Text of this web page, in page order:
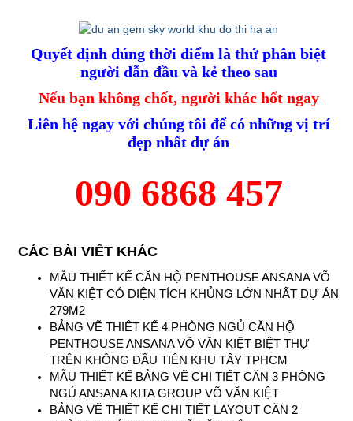
Quyết định đúng thời điểm là thứ phân biệt
người dẫn đầu và kẻ theo sau
Nếu bạn không chốt, người khác hốt ngay
Liên hệ ngay với chúng tôi để có những vị trí
đẹp nhất dự án
090 6868 457
CÁC BÀI VIẾT KHÁC
MẪU THIẾT KẾ CĂN HỘ PENTHOUSE ANSANA VÕ
VĂN KIỆT CÓ DIỆN TÍCH KHỦNG LỚN NHẤT DỰ ÁN
279M2
BẢNG VẼ THIÊT KẾ 4 PHÒNG NGỦ CĂN HỘ
PENTHOUSE ANSANA VÕ VĂN KIỆT BIỆT THỰ
TRÊN KHÔNG ĐẦU TIÊN KHU TÂY TPHCM
MẪU THIẾT KẾ BẢNG VẼ CHI TIẾT CĂN 3 PHÒNG
NGỦ ANSANA KITA GROUP VÕ VĂN KIỆT
BẢNG VẼ THIẾT KẾ CHI TIẾT LAYOUT CĂN 2